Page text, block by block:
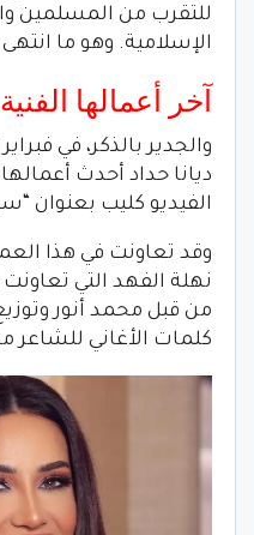
للتقرب من المسلمين
الإسلامية. وهو ما
آخر أعمالها الفنية
والجدير بالذكر، في
ديانا حداد أحدث
الفيديو كليب بعنوان
وقد تعاونت في هذا
نهلة الفهد التي
من قبل محمد أنور
كلمات الأغاني